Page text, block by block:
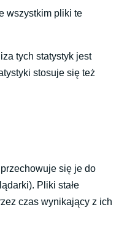
wszystkim pliki te
tych statystyk jest
stosuje się też
się je do
Pliki stałe
czas wynikający z ich